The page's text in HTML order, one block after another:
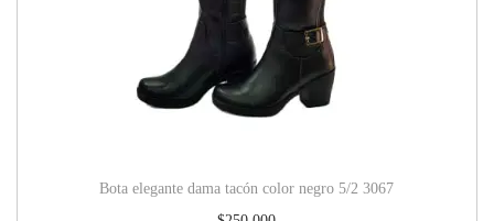
Bota elegante dama tacón color negro 5/2 3067